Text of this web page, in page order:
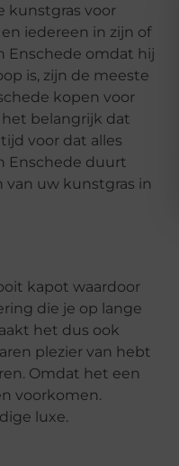
kunstgras voor
iedereen in zijn of
Enschede omdat hij
is, zijn de meeste
kopen voor
belangrijk dat
voor dat alles
Enschede duurt
van uw kunstgras in
kapot waardoor
die je op lange
het dus ook
plezier van hebt
Omdat het een
voorkomen.
luxe.